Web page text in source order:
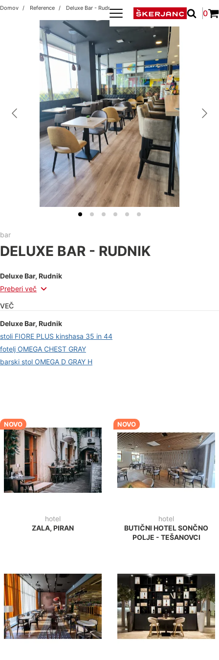
0
Domov Reference Deluxe Bar - Rudnik
bar
DELUXE BAR - RUDNIK
Deluxe Bar, Rudnik
Preberi več
VEČ
Deluxe Bar, Rudnik
stoli FIORE PLUS kinshasa 35 in 44
fotelj OMEGA CHEST GRAY
barski stol OMEGA D GRAY H
NOVO
hotel
ZALA, PIRAN
NOVO
hotel
BUTIČNI HOTEL SONČNO
POLJE - TEŠANOVCI